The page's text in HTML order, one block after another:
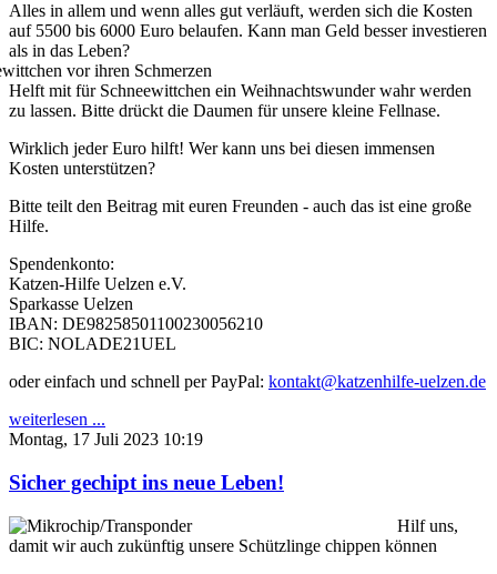
Alles in allem und wenn alles gut verläuft, werden sich die Kosten
auf 5500 bis 6000 Euro belaufen. Kann man Geld besser investieren
als in das Leben?
Helft mit für Schneewittchen ein Weihnachtswunder wahr werden
zu lassen. Bitte drückt die Daumen für unsere kleine Fellnase.
Wirklich jeder Euro hilft! Wer kann uns bei diesen immensen
Kosten unterstützen?
Bitte teilt den Beitrag mit euren Freunden - auch das ist eine große
Hilfe.
Spendenkonto:
Katzen-Hilfe Uelzen e.V.
Sparkasse Uelzen
IBAN: DE98258501100230056210
BIC: NOLADE21UEL
oder einfach und schnell per PayPal: kontakt@katzenhilfe-uelzen.de
weiterlesen ...
Montag, 17 Juli 2023 10:19
Sicher gechipt ins neue Leben!
Hilf uns,
damit wir auch zukünftig unsere Schützlinge chippen können